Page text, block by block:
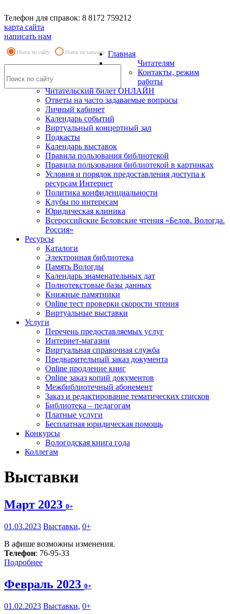
Телефон для справок: 8 8172 759212
карта сайта
написать нам
Поиск по сайту Поиск по каталогу Главная
Читателям
Контакты, режим
работы
Читательский билет ОНЛАЙН
Ответы на часто задаваемые вопросы
Личный кабинет
Календарь событий
Виртуальный концертный зал
Подкасты
Календарь выставок
Правила пользования библиотекой
Правила пользования библиотекой в картинках
Условия и порядок предоставления доступа к
ресурсам Интернет
Политика конфиденциальности
Клубы по интересам
Юридическая клиника
Всероссийские Беловские чтения «Белов. Вологда.
Россия»
Ресурсы
Каталоги
Электронная библиотека
Память Вологды
Календарь знаменательных дат
Полнотекстовые базы данных
Книжные памятники
Online тест проверки скорости чтения
Виртуальные выставки
Услуги
Перечень предоставляемых услуг
Интернет-магазин
Виртуальная справочная служба
Предварительный заказ документа
Online продление книг
Online заказ копий документов
Межбиблиотечный абонемент
Заказ и редактирование тематических списков
Библиотека – педагогам
Платные услуги
Бесплатная юридическая помощь
Конкурсы
Вологодская книга года
Коллегам
Выставки
Март 2023 0+
01.03.2023 Выставки, 0+
В афише возможны изменения.
Телефон: 76-95-33
Подробнее
Февраль 2023 0+
01.02.2023 Выставки, 0+